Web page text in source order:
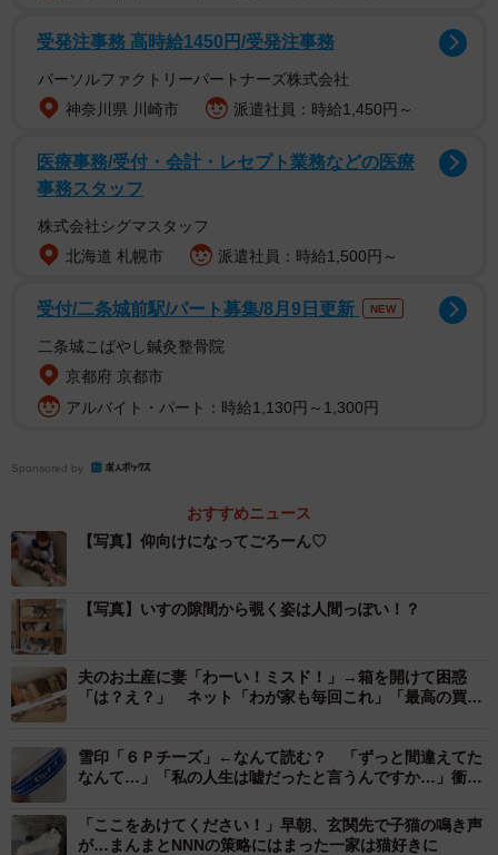
東京杉並区のとある繁殖エリアで、保護団体のスタッフに
保護された。そこで餌やりをしている人は、捕獲や不妊手
術に非協力的なため、毎年繁殖してしまっているという。
受発注事務 高時給1450円/受発注事務
パーソルファクトリーパートナーズ株式会社
神奈川県 川崎市
派遣社員：時給1,450円～
医療事務/受付・会計・レセプト業務などの医療
事務スタッフ
株式会社シグマスタッフ
北海道 札幌市
派遣社員：時給1,500円～
受付/二条城前駅/パート募集/8月9日更新 NEW
二条城こばやし鍼灸整骨院
京都府 京都市
アルバイト・パート：時給1,130円～1,300円
Sponsored by
おすすめニュース
【写真】仰向けになってごろーん♡
【写真】いすの隙間から覗く姿は人間っぽい！？
夫のお土産に妻「わーい！ミスド！」→箱を開けて困惑
「は？え？」 ネット「わが家も毎回これ」「最高の買い
雪印「６Ｐチーズ」←なんて読む？ 「ずっと間違えてた
なんて…」「私の人生は嘘だったと言うんですか…」衝撃
「ここをあけてください！」早朝、玄関先で子猫の鳴き声
が…まんまとNNNの策略にはまった一家は猫好きに